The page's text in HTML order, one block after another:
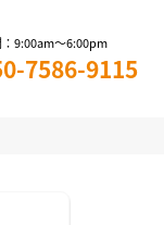
9:00am～6:00pm
7586-9115